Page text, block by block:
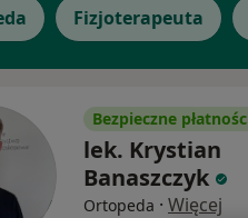
Fizjoterapeuta
Bezpieczne
lek. Krystian
Banaszczyk
Ortopeda · Więcej